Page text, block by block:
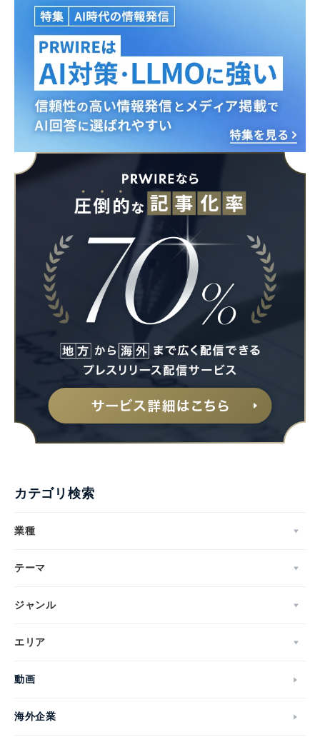
カテゴリ検索
業種
テーマ
ジャンル
エリア
動画
海外企業